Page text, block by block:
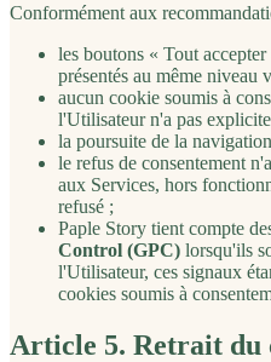
Conformément aux
les boutons « Tout
présentés au même niveau
aucun cookie soumis à
l'Utilisateur n'a pas
la poursuite de la
le refus de consentement
aux Services, hors
refusé ;
Paple Story tient compte
Control (GPC) lorsqu'ils
l'Utilisateur, ces signaux
cookies soumis à
Article 5. Retrait du